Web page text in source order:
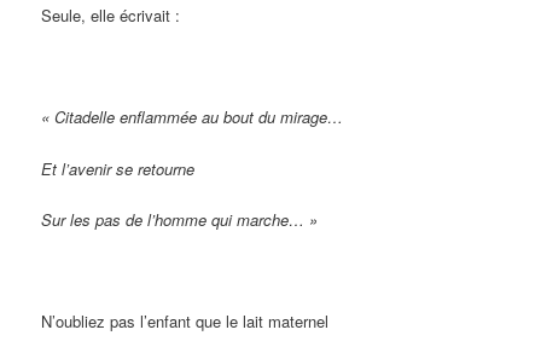
Seule, elle écrivait :
« Citadelle enflammée au bout du mirage…
Et l’avenir se retourne
Sur les pas de l’homme qui marche… »
N’oubliez pas l’enfant que le lait maternel